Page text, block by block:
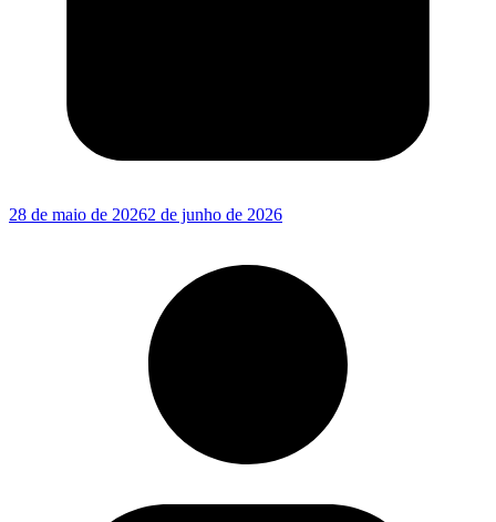
28 de maio de 20262 de junho de 2026